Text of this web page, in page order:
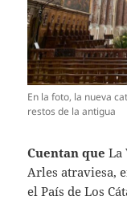
En la foto, la nueva
restos de la antigua
Cuentan que La
Arles atraviesa,
el País de Los